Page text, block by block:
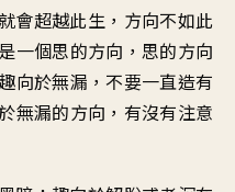
會超越此生 ， 方向不如此
一個思的方向 ， 思的方向
向於無漏 ， 不要一直造有
無漏的方向 ， 有沒有注意